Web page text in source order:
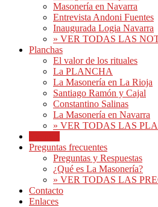
Masonería en Navarra
Entrevista Andoni Fuentes
Inaugurada Logia Navarra
» VER TODAS LAS
Planchas
El valor de los rituales
La PLANCHA
La Masonería en La Rioja
Santiago Ramón y Cajal
Constantino Salinas
La Masonería en Navarra
» VER TODAS LAS
Preguntas frecuentes
Preguntas y Respuestas
¿Qué es La Masonería?
» VER TODAS LAS
Contacto
Enlaces